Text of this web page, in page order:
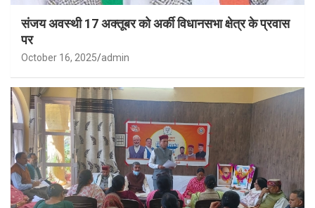
संजय अवस्थी 17 अक्तूबर को अर्की विधानसभा क्षेत्र के प्रवास
पर
October 16, 2025 admin